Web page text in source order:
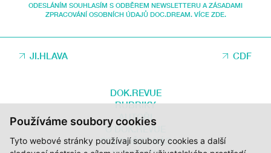
Používáme soubory cookies
Tyto webové stránky používají soubory cookies a další
ODESLÁNÍM SOUHLASÍM S ODBĚREM NEWSLETTERU A ZÁSADAMI
ZPRACOVÁNÍ OSOBNÍCH ÚDAJŮ DOC.DREAM. VÍCE ZDE.
JI.HLAVA CDF
DOK.REVUE
RUBRIKY
AUTOŘI
O DOK.REVUE
PODPOŘTE NÁS